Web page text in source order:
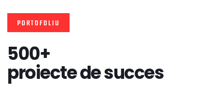
PORTOFOLIU
500+
proiecte de succes